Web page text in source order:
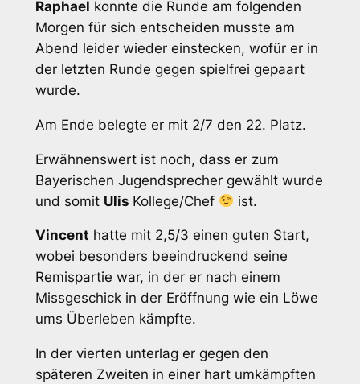
Raphael konnte die Runde am folgenden
Morgen für sich entscheiden musste am
Abend leider wieder einstecken, wofür er in
der letzten Runde gegen spielfrei gepaart
wurde.
Am Ende belegte er mit 2/7 den 22. Platz.
Erwähnenswert ist noch, dass er zum
Bayerischen Jugendsprecher gewählt wurde
und somit Ulis Kollege/Chef ist.
Vincent hatte mit 2,5/3 einen guten Start,
wobei besonders beeindruckend seine
Remispartie war, in der er nach einem
Missgeschick in der Eröffnung wie ein Löwe
ums Überleben kämpfte.
In der vierten unterlag er gegen den
späteren Zweiten in einer hart umkämpften